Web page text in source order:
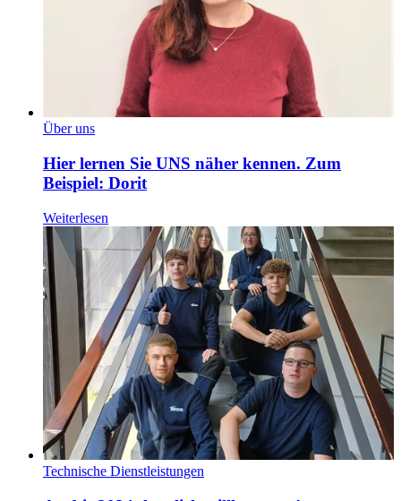
Über uns
Hier lernen Sie UNS näher kennen. Zum
Beispiel: Dorit
Weiterlesen
Technische Dienstleistungen